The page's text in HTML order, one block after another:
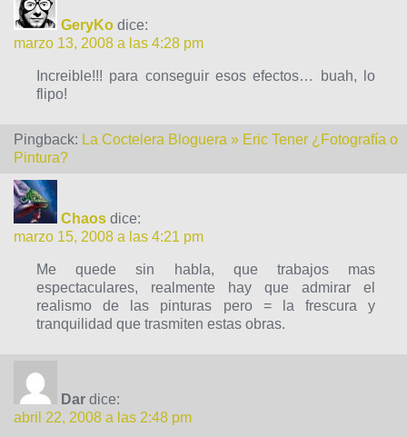
GeryKo dice:
marzo 13, 2008 a las 4:28 pm
Increible!!! para conseguir esos efectos… buah, lo
flipo!
Pingback: La Coctelera Bloguera » Eric Tener ¿Fotografía o
Pintura?
Chaos dice:
marzo 15, 2008 a las 4:21 pm
Me quede sin habla, que trabajos mas
espectaculares, realmente hay que admirar el
realismo de las pinturas pero = la frescura y
tranquilidad que trasmiten estas obras.
Dar dice:
abril 22, 2008 a las 2:48 pm